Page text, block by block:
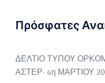
Πρόσφατες
ΔΕΛΤΙΟ ΤΥΠΟΥ
ΑΣΤΕΡ- 6η ΜΑΡΤΙΟΥ